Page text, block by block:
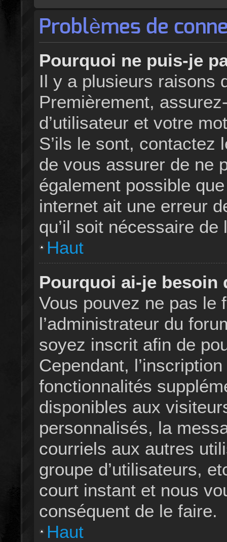
Problèmes de
Pourquoi ne puis-je
Il y a plusieurs raisons
Premièrement,
d’utilisateur et votre
S’ils le sont, contactez
de vous assurer de ne
également possible
internet ait une erreur
qu’il soit nécessaire de
Haut
Pourquoi ai-je besoin
Vous pouvez ne pas le
l’administrateur du
soyez inscrit afin de
Cependant,
fonctionnalités
disponibles aux
personnalisés, la
courriels aux autres
groupe d’utilisateurs,
court instant et nous
conséquent de le faire.
Haut